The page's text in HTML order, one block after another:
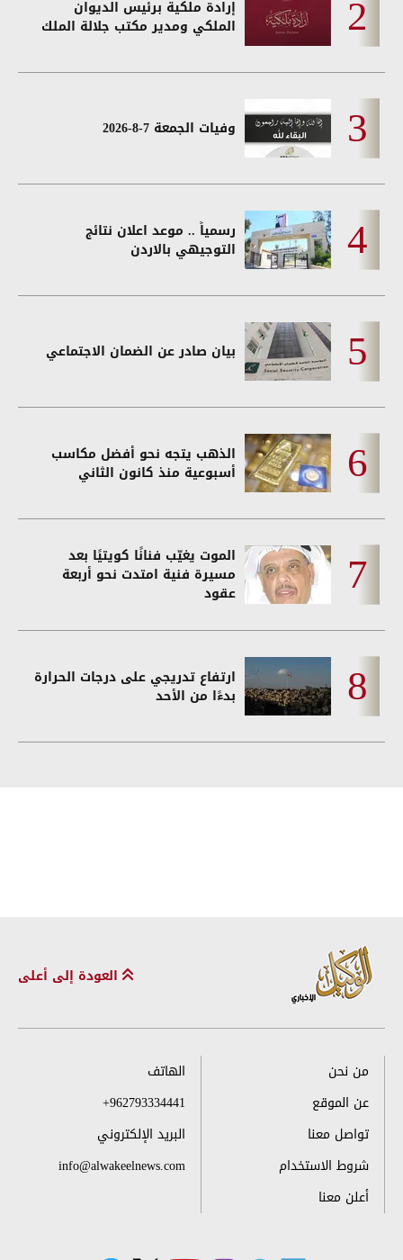
إرادة ملكية برئيس الديوان
الملكي ومدير مكتب جلالة الملك
وفيات الجمعة 7-8-2026
رسمياً .. موعد اعلان نتائج
التوجيهي بالاردن
بيان صادر عن الضمان الاجتماعي
الذهب يتجه نحو أفضل مكاسب
أسبوعية منذ كانون الثاني
الموت يغيّب فنانًا كويتيًا بعد
مسيرة فنية امتدت نحو أربعة
عقود
ارتفاع تدريجي على درجات الحرارة
بدءًا من الأحد
العودة إلى أعلى
من نحن
عن الموقع
تواصل معنا
شروط الاستخدام
أعلن معنا
الهاتف
+962793334441
البريد الإلكتروني
info@alwakeelnews.com